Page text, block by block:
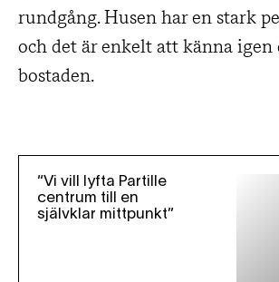
rundgång. Husen har en stark
och det är enkelt att känna igen
bostaden.
“Vi vill lyfta Partille
centrum till en
självklar mittpunkt”